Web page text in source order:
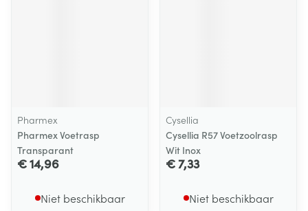
Pharmex
Pharmex Voetrasp
Transparant
€ 14,96
Niet beschikbaar
Cysellia
Cysellia R57 Voetzoolrasp
Wit Inox
€ 7,33
Niet beschikbaar